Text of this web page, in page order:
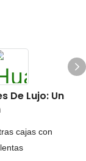
De Lujo: Un
cajas con